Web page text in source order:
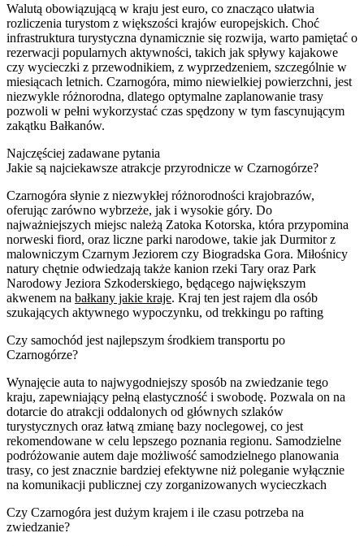
Walutą obowiązującą w kraju jest euro, co znacząco ułatwia
rozliczenia turystom z większości krajów europejskich. Choć
infrastruktura turystyczna dynamicznie się rozwija, warto pamiętać o
rezerwacji popularnych aktywności, takich jak spływy kajakowe
czy wycieczki z przewodnikiem, z wyprzedzeniem, szczególnie w
miesiącach letnich. Czarnogóra, mimo niewielkiej powierzchni, jest
niezwykle różnorodna, dlatego optymalne zaplanowanie trasy
pozwoli w pełni wykorzystać czas spędzony w tym fascynującym
zakątku Bałkanów.
Najczęściej zadawane pytania
Jakie są najciekawsze atrakcje przyrodnicze w Czarnogórze?
Czarnogóra słynie z niezwykłej różnorodności krajobrazów,
oferując zarówno wybrzeże, jak i wysokie góry. Do
najważniejszych miejsc należą Zatoka Kotorska, która przypomina
norweski fiord, oraz liczne parki narodowe, takie jak Durmitor z
malowniczym Czarnym Jeziorem czy Biogradska Gora. Miłośnicy
natury chętnie odwiedzają także kanion rzeki Tary oraz Park
Narodowy Jeziora Szkoderskiego, będącego największym
akwenem na bałkany jakie kraje. Kraj ten jest rajem dla osób
szukających aktywnego wypoczynku, od trekkingu po rafting
Czy samochód jest najlepszym środkiem transportu po
Czarnogórze?
Wynajęcie auta to najwygodniejszy sposób na zwiedzanie tego
kraju, zapewniający pełną elastyczność i swobodę. Pozwala on na
dotarcie do atrakcji oddalonych od głównych szlaków
turystycznych oraz łatwą zmianę bazy noclegowej, co jest
rekomendowane w celu lepszego poznania regionu. Samodzielne
podróżowanie autem daje możliwość samodzielnego planowania
trasy, co jest znacznie bardziej efektywne niż poleganie wyłącznie
na komunikacji publicznej czy zorganizowanych wycieczkach
Czy Czarnogóra jest dużym krajem i ile czasu potrzeba na
zwiedzanie?